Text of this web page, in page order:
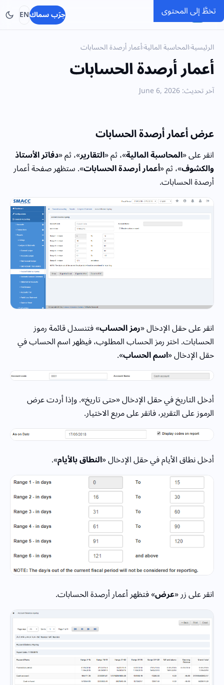
تخطَّ إلى المحتوى
SMACC جرّب سماكEN
الرئيسية›المحاسبة المالية›أعمار أرصدة الحسابات
أعمار أرصدة الحسابات
آخر تحديث: June 6, 2026
عرض أعمار أرصدة الحسابات
انقر على «المحاسبة المالية»، ثم «التقارير»، ثم «دفاتر الأستاذ
والكشوف»، ثم «أعمار أرصدة الحسابات». ستظهر صفحة أعمار
أرصدة الحسابات.
انقر على حقل الإدخال «رمز الحساب» فتنسدل قائمة رموز
الحسابات. اختر رمز الحساب المطلوب، فيظهر اسم الحساب في
حقل الإدخال «اسم الحساب».
أدخل التاريخ في حقل الإدخال «حتى تاريخ». وإذا أردت عرض
الرموز على التقرير، فانقر على مربع الاختيار.
أدخل نطاق الأيام في حقل الإدخال «النطاق بالأيام».
انقر على زر «عرض» فتظهر أعمار أرصدة الحسابات.